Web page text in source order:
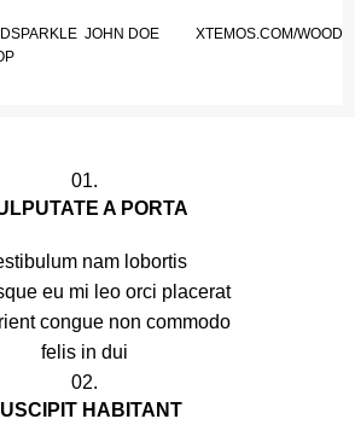
JOHN DOE XTEMOS.COM/WOOD
01.
A PORTA
nam lobortis
eu mi leo orci placerat
congue non commodo
felis in dui
02.
HABITANT